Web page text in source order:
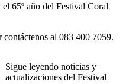
el 65º año del Festival Coral
al 083 400 7059.
Sigue leyendo noticias y
actualizaciones del Festival